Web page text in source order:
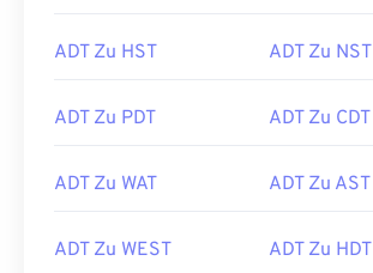
ADT Zu HST ADT Zu NST
ADT Zu PDT ADT Zu CDT
ADT Zu WAT ADT Zu AST
ADT Zu WEST ADT Zu HDT